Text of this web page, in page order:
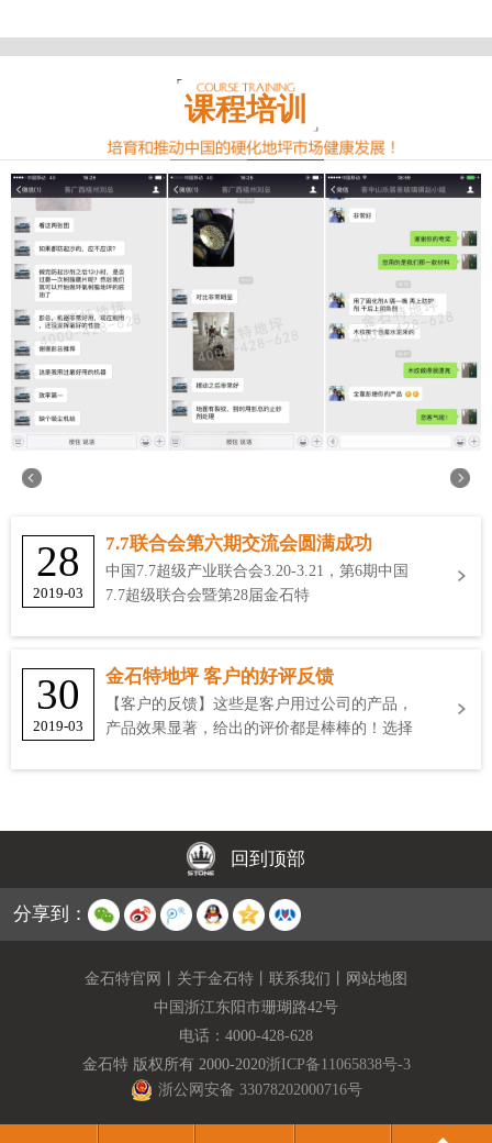
课程培训
28
2019-03
7.7联合会第六期交流会圆满成功
中国7.7超级产业联合会3.20-3.21，第6期中国
7.7超级联合会暨第28届金石特
30
2019-03
金石特地坪 客户的好评反馈
【客户的反馈】这些是客户用过公司的产品，
产品效果显著，给出的评价都是棒棒的！选择
回到顶部
分享到：
金石特官网 关于金石特 联系我们
网站地图
中国浙江东阳市珊瑚路42号
电话： 4000-428-628
金石特 版权所有 2000-2020浙ICP备11065838号-3
浙公网安备 33078202000716号